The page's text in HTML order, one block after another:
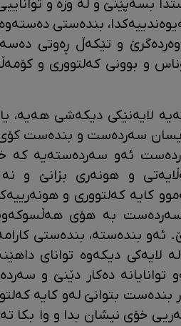
بسەپێنێ و لە وزە و
بندەستی
وەردەگرێ و تێکەڵ ڕەوتی
و بوونی کەلتووری و
لایەنێکی دیکەشی هەیە،
سەردەست و بندەست کۆی
ئەو سەردەستەیە کە
و هونەری بزانێ و
کایە کەلتووری و
سەردەست بە هۆی
ئەو بندەستە، بندەستی
لایەکی دیکەوە توانای
توانایانە دەکار دێنێ و
بندەست بتوانێ لەو کایە
خۆی نیشان بدا و وا بکا